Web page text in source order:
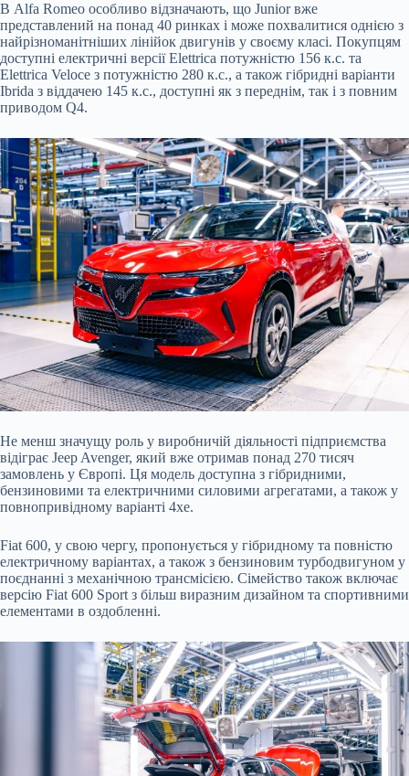
В Alfa Romeo особливо відзначають, що Junior вже
представлений на понад 40 ринках і може похвалитися однією з
найрізноманітніших лінійок двигунів у своєму класі. Покупцям
доступні електричні версії Elettrica потужністю 156 к.с. та
Elettrica Veloce з потужністю 280 к.с., а також гібридні варіанти
Ibrida з віддачею 145 к.с., доступні як з переднім, так і з повним
приводом Q4.
Не менш значущу роль у виробничій діяльності підприємства
відіграє Jeep Avenger, який вже отримав понад 270 тисяч
замовлень у Європі. Ця модель доступна з гібридними,
бензиновими та електричними силовими агрегатами, а також у
повнопривідному варіанті 4xe.
Fiat 600, у свою чергу, пропонується у гібридному та повністю
електричному варіантах, а також з бензиновим турбодвигуном у
поєднанні з механічною трансмісією. Сімейство також включає
версію Fiat 600 Sport з більш виразним дизайном та спортивними
елементами в оздобленні.